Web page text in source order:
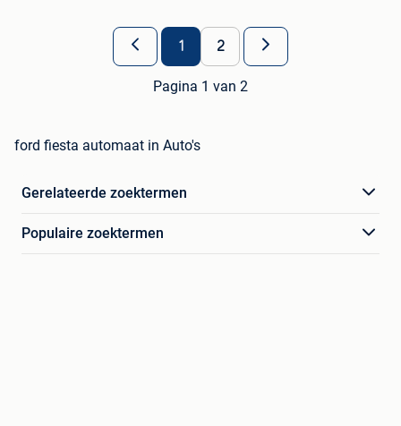
1 2
Pagina 1 van 2
ford fiesta automaat in Auto's
Gerelateerde zoektermen
Populaire zoektermen